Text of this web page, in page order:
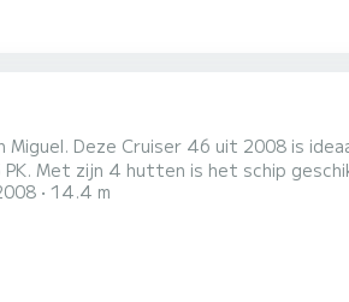
Deze Cruiser 46 uit 2008 is
14.4 m